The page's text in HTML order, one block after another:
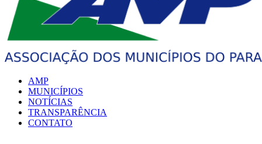
AMP
MUNICÍPIOS
NOTÍCIAS
TRANSPARÊNCIA
CONTATO